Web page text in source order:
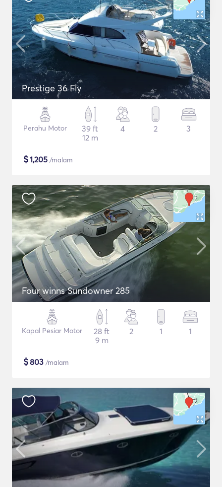
Prestige 36 Fly
Perahu Motor
39 ft
12 m
4 2 3
$1,205 /malam
Four winns Sundowner 285
Kapal Pesiar Motor
28 ft
9 m
2 1 1
$803 /malam